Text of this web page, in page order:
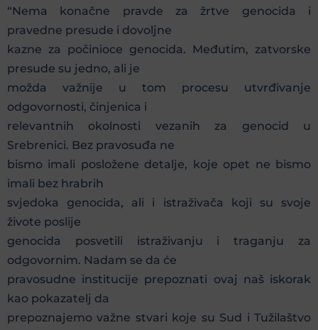
“Nema konačne pravde za žrtve genocida i
pravedne presude i dovoljne
kazne za počinioce genocida. Međutim, zatvorske
presude su jedno, ali je
možda važnije u tom procesu utvrđivanje
odgovornosti, činjenica i
relevantnih okolnosti vezanih za genocid u
Srebrenici. Bez pravosuđa ne
bismo imali posložene detalje, koje opet ne bismo
imali bez hrabrih
svjedoka genocida, ali i istraživača koji su svoje
živote poslije
genocida posvetili istraživanju i traganju za
odgovornim. Nadam se da će
pravosudne institucije prepoznati ovaj naš iskorak
kao pokazatelj da
prepoznajemo važne stvari koje su Sud i Tužilaštvo